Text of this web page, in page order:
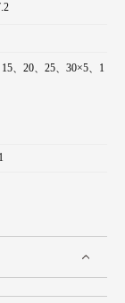
、20、25、30×5、1